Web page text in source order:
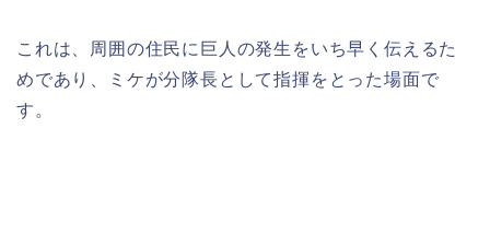
これは、周囲の住民に巨人の発生をいち早く伝えるた
めであり、ミケが分隊長として指揮をとった場面で
す。